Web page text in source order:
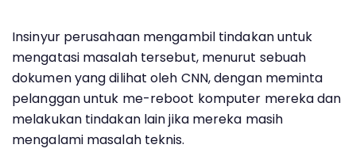
Insinyur perusahaan mengambil tindakan untuk
mengatasi masalah tersebut, menurut sebuah
dokumen yang dilihat oleh CNN, dengan meminta
pelanggan untuk me-reboot komputer mereka dan
melakukan tindakan lain jika mereka masih
mengalami masalah teknis.